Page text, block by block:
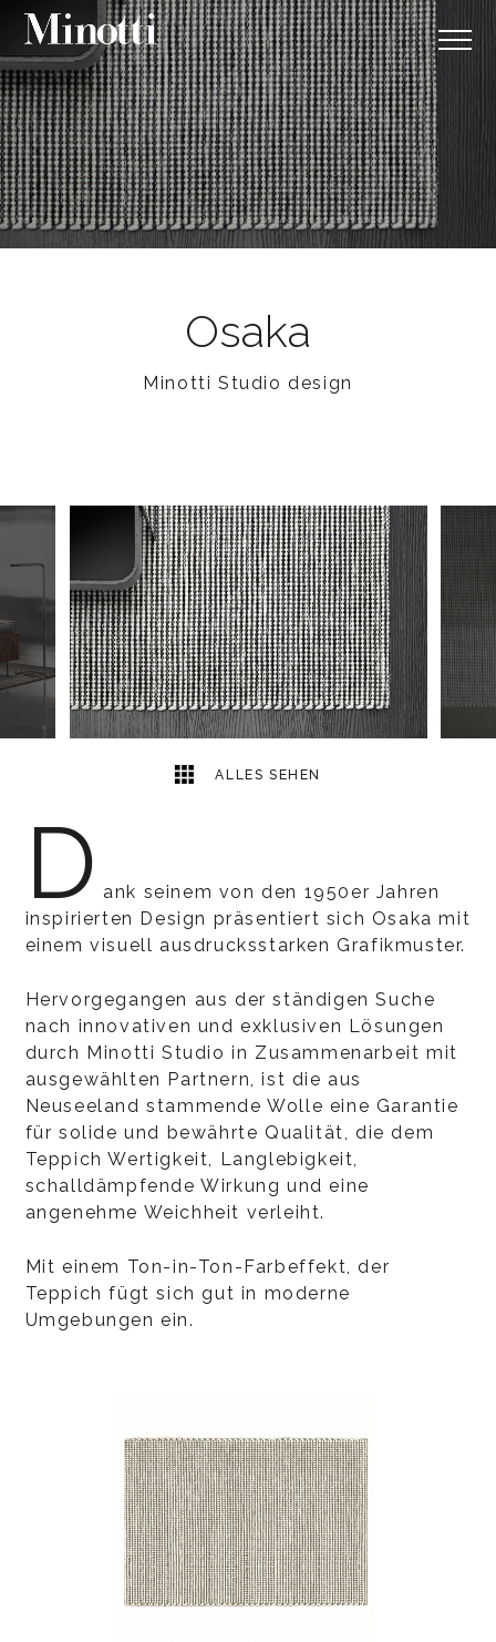
Osaka
Minotti Studio design
ALLES SEHEN
2
D ank seinem von den 1950er Jahren
inspirierten Design präsentiert sich Osaka mit
einem visuell ausdrucksstarken Grafikmuster.
Hervorgegangen aus der ständigen Suche
nach innovativen und exklusiven Lösungen
durch Minotti Studio in Zusammenarbeit mit
ausgewählten Partnern, ist die aus
Neuseeland stammende Wolle eine Garantie
für solide und bewährte Qualität, die dem
Teppich Wertigkeit, Langlebigkeit,
schalldämpfende Wirkung und eine
angenehme Weichheit verleiht.
Mit einem Ton-in-Ton-Farbeffekt, der
Teppich fügt sich gut in moderne
Umgebungen ein.